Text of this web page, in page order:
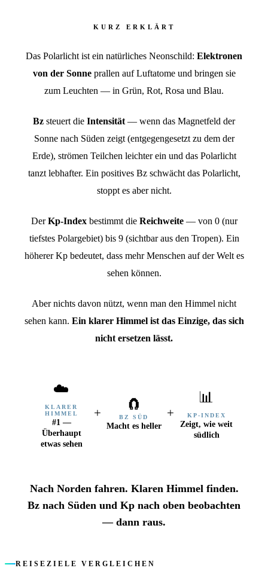
KURZ ERKLÄRT
Das Polarlicht ist ein natürliches Neonschild: Elektronen
von der Sonneprallen auf Luftatome und bringen sie
zum Leuchten — in Grün, Rot, Rosa und Blau.
Bz steuert die Intensität — wenn das Magnetfeld der
Sonne nach Süden zeigt (entgegengesetzt zu dem der
Erde), strömen Teilchen leichter ein und das Polarlicht
tanzt lebhafter. Ein positives Bz schwächt das Polarlicht,
stoppt es aber nicht.
DerKp-Indexbestimmt die Reichweite— von 0 (nur
tiefstes Polargebiet) bis 9 (sichtbar aus den Tropen). Ein
höherer Kp bedeutet, dass mehr Menschen auf der Welt es
sehen können.
Aber nichts davon nützt, wenn man den Himmel nicht
sehen kann. Ein klarer Himmel ist das Einzige, das sich
nicht ersetzen lässt.
☁️
KLARER
HIMMEL
#1 —
Überhaupt
etwas sehen
+ 🧲
BZ SÜD
Macht es heller
+
📊
KP-INDEX
Zeigt, wie weit
südlich
Nach Norden fahren. Klaren Himmel finden.
Bz nach Süden und Kp nach oben beobachten
— dann raus.
REISEZIELE VERGLEICHEN